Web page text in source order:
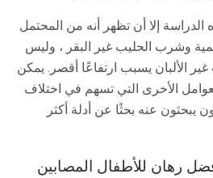
الدراسة إلا أن تظهر أنه من المحتمل
وشرب الحليب غير البقر ، وليس
الألبان يسبب ارتفاعًا أقصر. يمكن
الأخرى التي تسهم في اختلاف
يبحثون عنه بحثًا عن أدلة أكثر
رهان للأطفال المصابين